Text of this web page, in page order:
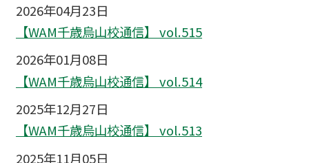
2026年04月23日
【WAM千歳烏山校通信】 vol.515
2026年01月08日
【WAM千歳烏山校通信】 vol.514
2025年12月27日
【WAM千歳烏山校通信】 vol.513
2025年11月05日